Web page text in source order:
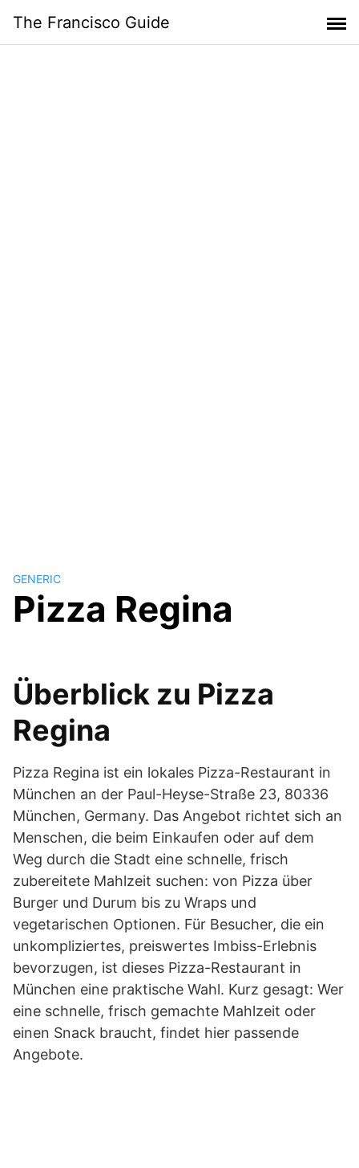
content
The Francisco Guide
GENERIC
Pizza Regina
Überblick zu Pizza
Regina
Pizza Regina ist ein lokales Pizza-Restaurant in
München an der Paul-Heyse-Straße 23, 80336
München, Germany. Das Angebot richtet sich an
Menschen, die beim Einkaufen oder auf dem
Weg durch die Stadt eine schnelle, frisch
zubereitete Mahlzeit suchen: von Pizza über
Burger und Durum bis zu Wraps und
vegetarischen Optionen. Für Besucher, die ein
unkompliziertes, preiswertes Imbiss-Erlebnis
bevorzugen, ist dieses Pizza-Restaurant in
München eine praktische Wahl. Kurz gesagt: Wer
eine schnelle, frisch gemachte Mahlzeit oder
einen Snack braucht, findet hier passende
Angebote.